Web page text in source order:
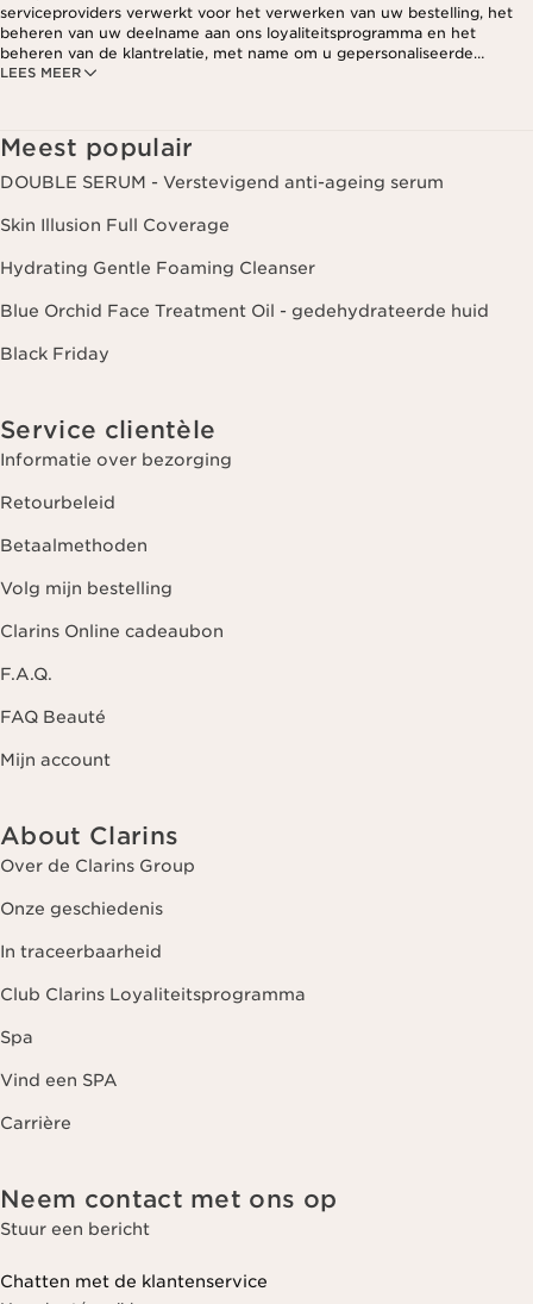
LEES MEER
serviceproviders verwerkt voor het verwerken van uw bestelling, het
beheren van uw deelname aan ons loyaliteitsprogramma en het
beheren van de klantrelatie, met name om u gepersonaliseerde
aanbiedingen te kunnen sturen op basis van uw eerdere aankopen en
Meest populair
DOUBLE SERUM - Verstevigend anti-ageing serum
Skin Illusion Full Coverage
Hydrating Gentle Foaming Cleanser
Blue Orchid Face Treatment Oil - gedehydrateerde huid
Black Friday
Service clientèle
Informatie over bezorging
Retourbeleid
Betaalmethoden
Volg mijn bestelling
Clarins Online cadeaubon
F.A.Q.
FAQ Beauté
Mijn account
About Clarins
Over de Clarins Group
Onze geschiedenis
In traceerbaarheid
Club Clarins Loyaliteitsprogramma
Spa
Vind een SPA
Carrière
Neem contact met ons op
Stuur een bericht
Chatten met de klantenservice